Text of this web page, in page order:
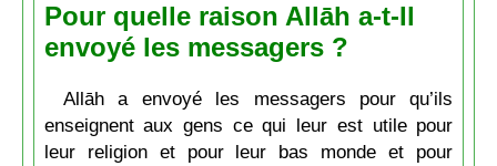
Pour quelle raison Allāh a-t-Il
envoyé les messagers ?
Allāh a envoyé les messagers pour qu’ils
enseignent aux gens ce qui leur est utile pour
leur religion et pour leur bas monde et pour